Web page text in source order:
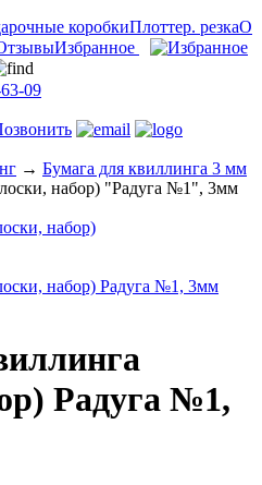
коробкиПлоттер. резкаО
Избранное
09
→ Бумага для квиллинга 3 мм
набор) "Радуга №1", 3мм
Радуга №1,